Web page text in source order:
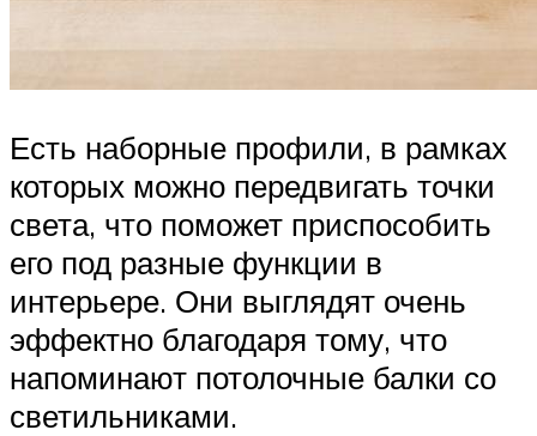
Есть наборные профили, в рамках
которых можно передвигать точки
света, что поможет приспособить
его под разные функции в
интерьере. Они выглядят очень
эффектно благодаря тому, что
напоминают потолочные балки со
светильниками.